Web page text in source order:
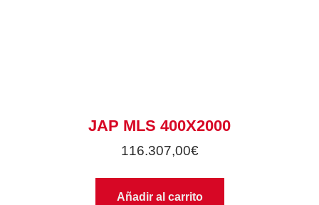
JAP MLS 400X2000
116.307,00€
Añadir al carrito